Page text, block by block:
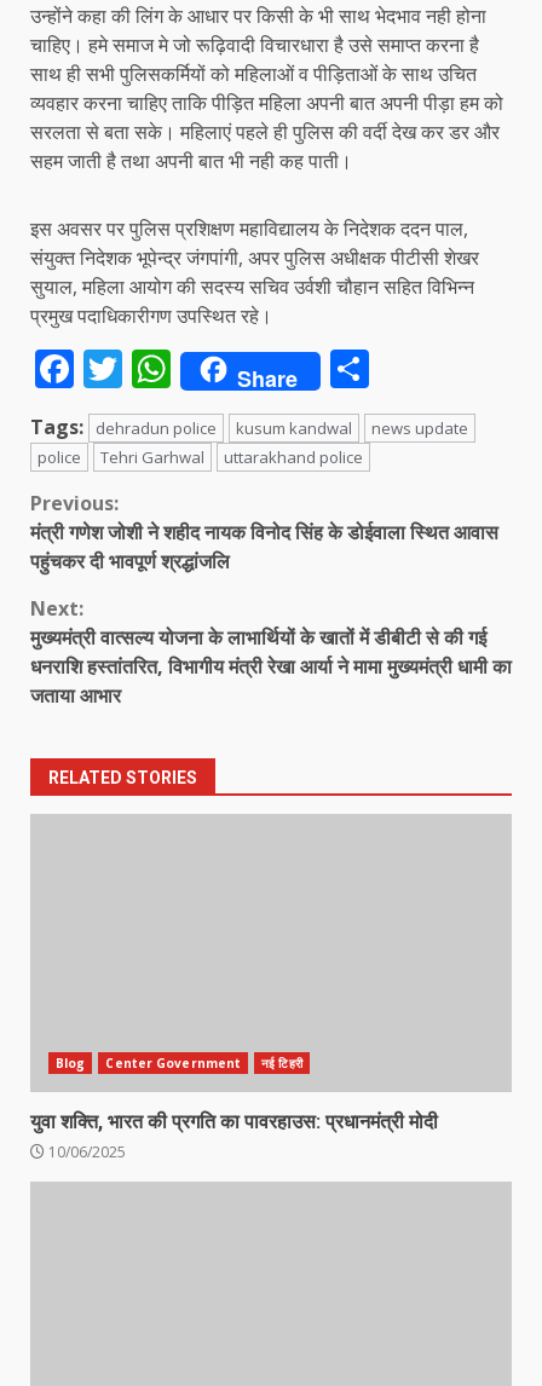
उन्होंने कहा की लिंग के आधार पर किसी के भी साथ भेदभाव नही होना
चाहिए। हमे समाज मे जो रूढ़िवादी विचारधारा है उसे समाप्त करना है
साथ ही सभी पुलिसकर्मियों को महिलाओं व पीड़िताओं के साथ उचित
व्यवहार करना चाहिए ताकि पीड़ित महिला अपनी बात अपनी पीड़ा हम को
सरलता से बता सके। महिलाएं पहले ही पुलिस की वर्दी देख कर डर और
सहम जाती है तथा अपनी बात भी नही कह पाती।
इस अवसर पर पुलिस प्रशिक्षण महाविद्यालय के निदेशक ददन पाल,
संयुक्त निदेशक भूपेन्द्र जंगपांगी, अपर पुलिस अधीक्षक पीटीसी शेखर
सुयाल, महिला आयोग की सदस्य सचिव उर्वशी चौहान सहित विभिन्न
प्रमुख पदाधिकारीगण उपस्थित रहे।
Facebook
Twitter
WhatsApp
Share
Tags: dehradun police kusum kandwal
news update
police
Tehri Garhwal uttarakhand police
Continue
Reading
Previous:
मंत्री गणेश जोशी ने शहीद नायक विनोद सिंह के डोईवाला स्थित आवास
पहुंचकर दी भावपूर्ण श्रद्धांजलि
Next:
मुख्यमंत्री वात्सल्य योजना के लाभार्थियों के खातों में डीबीटी से की गई
धनराशि हस्तांतरित, विभागीय मंत्री रेखा आर्या ने मामा मुख्यमंत्री धामी का
जताया आभार
RELATED STORIES
Blog Center Government नई टिहरी
युवा शक्ति, भारत की प्रगति का पावरहाउस: प्रधानमंत्री मोदी
10/06/2025